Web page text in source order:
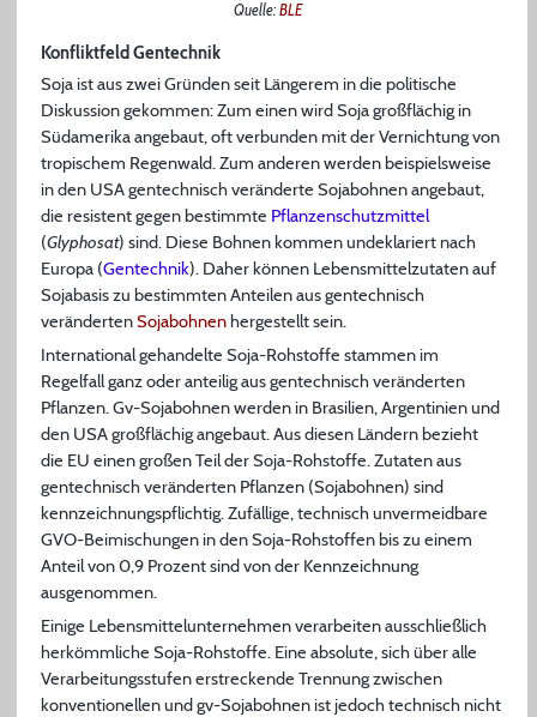
Quelle:BLE
Konfliktfeld Gentechnik
Soja ist aus zwei Gründen seit Längerem in die politische
Diskussion gekommen: Zum einen wird Soja großflächig in
Südamerika angebaut, oft verbunden mit der Vernichtung von
tropischem Regenwald. Zum anderen werden beispielsweise
in den USA gentechnisch veränderte Sojabohnen angebaut,
die resistent gegen bestimmte Pflanzenschutzmittel
(Glyphosat) sind. Diese Bohnen kommen undeklariert nach
Europa (Gentechnik). Daher können Lebensmittelzutaten auf
Sojabasis zu bestimmten Anteilen aus gentechnisch
verändertenSojabohnenhergestellt sein.
International gehandelte Soja-Rohstoffe stammen im
Regelfall ganz oder anteilig aus gentechnisch veränderten
Pflanzen. Gv-Sojabohnen werden in Brasilien, Argentinien und
den USA großflächig angebaut. Aus diesen Ländern bezieht
die EU einen großen Teil der Soja-Rohstoffe. Zutaten aus
gentechnisch veränderten Pflanzen (Sojabohnen) sind
kennzeichnungspflichtig. Zufällige, technisch unvermeidbare
GVO-Beimischungen in den Soja-Rohstoffen bis zu einem
Anteil von 0,9 Prozent sind von der Kennzeichnung
ausgenommen.
Einige Lebensmittelunternehmen verarbeiten ausschließlich
herkömmliche Soja-Rohstoffe. Eine absolute, sich über alle
Verarbeitungsstufen erstreckende Trennung zwischen
konventionellen und gv-Sojabohnen ist jedoch technisch nicht